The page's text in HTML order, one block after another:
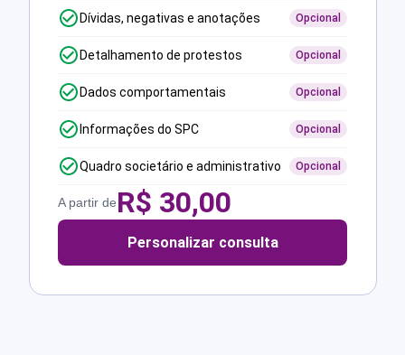
Dívidas, negativas e anotações Opcional
Detalhamento de protestos Opcional
Dados comportamentais Opcional
Informações do SPC Opcional
Quadro societário e administrativo Opcional
A partir deR$ 30,00
Personalizar consulta